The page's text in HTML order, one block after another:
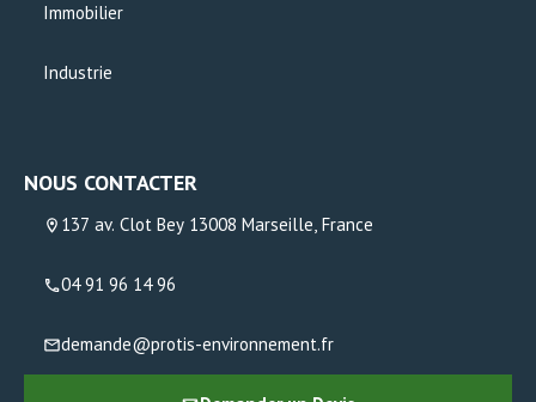
Immobilier
Industrie
NOUS CONTACTER
137 av. Clot Bey 13008 Marseille, France
04 91 96 14 96
demande@protis-environnement.fr